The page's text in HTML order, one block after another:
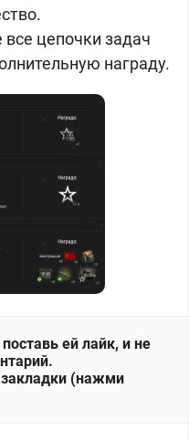
цепочки задач
награду.
ей лайк, и не
(нажми